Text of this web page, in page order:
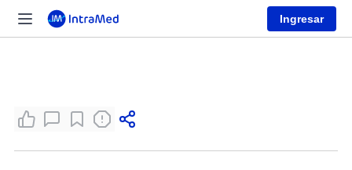
Ingresar